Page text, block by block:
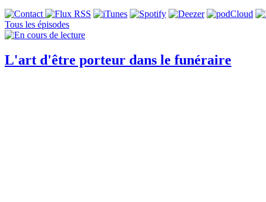
Tous les épisodes
L'art d'être porteur dans le funéraire